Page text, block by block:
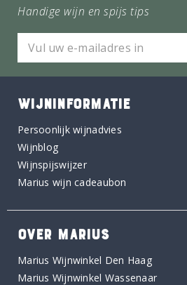
Handige wijn en spijs tips
WIJNINFORMATIE
Persoonlijk wijnadvies
Wijnblog
Wijnspijswijzer
Marius wijn cadeaubon
OVER MARIUS
Marius Wijnwinkel Den Haag
Marius Wijnwinkel Wassenaar